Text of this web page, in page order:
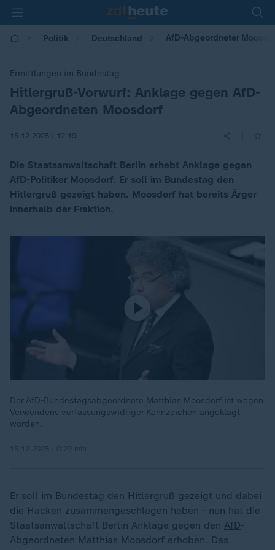
Politik Deutschland AfD-Abgeordneter
Ermittlungen im Bundestag
:Hitlergruß-Vorwurf: Anklage gegen AfD-
Abgeordneten Moosdorf
15.12.2025 | 12:19
Die Staatsanwaltschaft Berlin erhebt Anklage gegen
AfD-Politiker Moosdorf. Er soll im Bundestag den
Hitlergruß gezeigt haben. Moosdorf hat bereits Ärger
innerhalb der Fraktion.
Der AfD-Bundestagsabgeordnete Matthias Moosdorf ist wegen
Verwendens verfassungswidriger Kennzeichen angeklagt
worden.
Er soll im Bundestag den Hitlergruß gezeigt und dabei
die Hacken zusammengeschlagen haben - nun hat die
Staatsanwaltschaft Berlin Anklage gegen den AfD-
Abgeordneten Matthias Moosdorf erhoben. Das